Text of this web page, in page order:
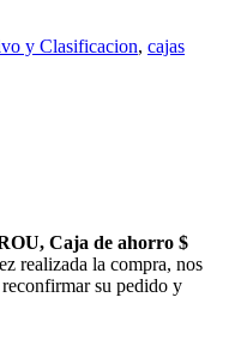
y Clasificacion, cajas
Caja de ahorro $
realizada la compra, nos
su pedido y